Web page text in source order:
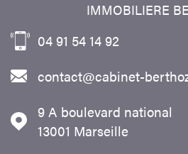
IMMOBILIERE
04 91 54 14 92
contact@cabinet-
9 A boulevard national
13001
Marseille